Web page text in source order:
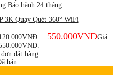
Bảo hành 24 tháng
3K Quay Quét 360° WiFi
550.000VNĐGiá
đặt hàng